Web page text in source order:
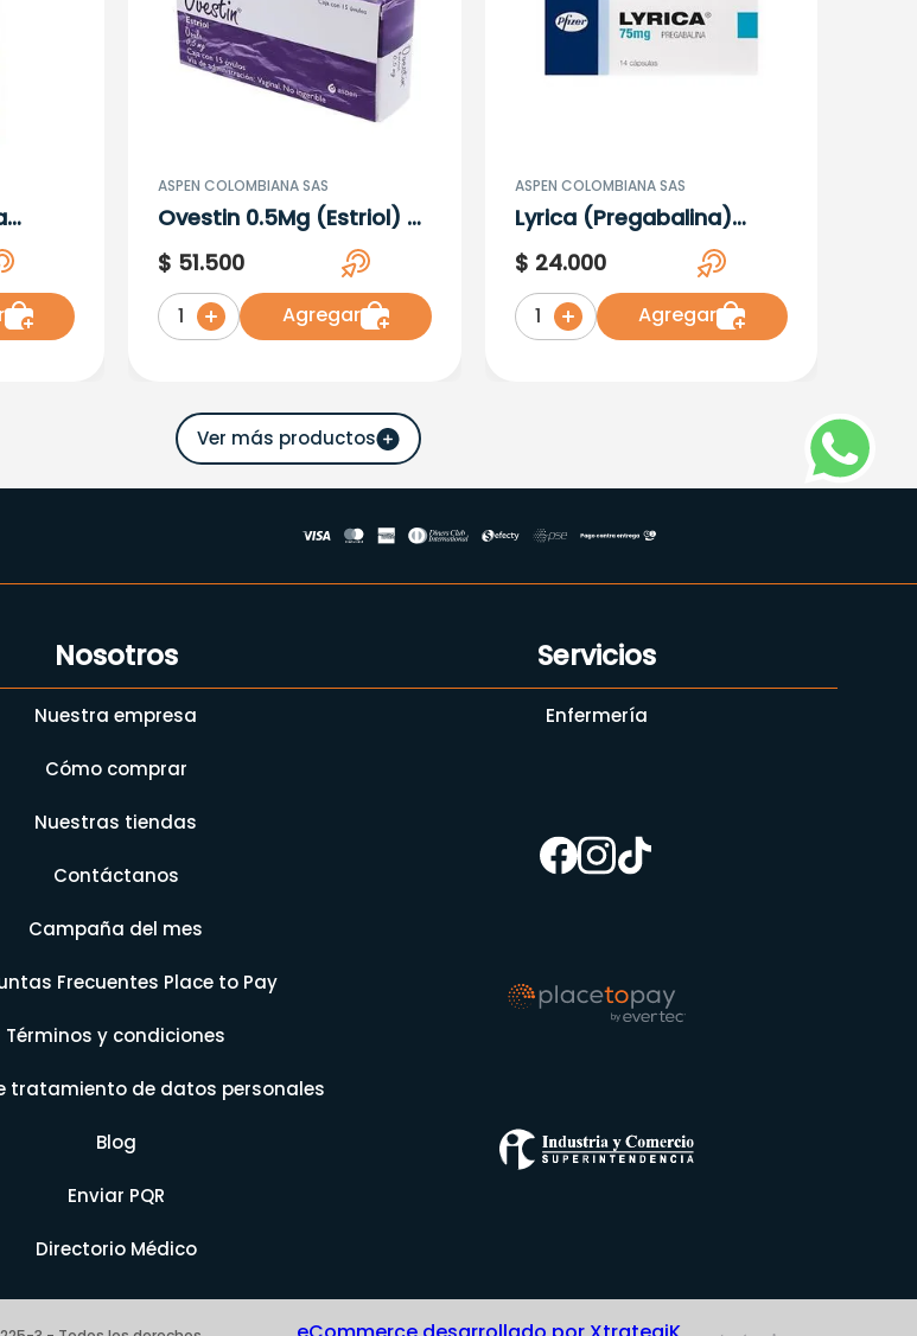
ASPEN COLOMBIANA SAS
Ovestin 0.5Mg (Estriol) X
15Ovulos Vaginal
$ 51.500
1 Agregar
ASPEN COLOMBIANA SAS
Lyrica (Pregabalina)
75Mg X 14 Capsulas
$ 24.000
1 Agregar
Nosotros
Nuestra empresa
Cómo comprar
Nuestras tiendas
Contáctanos
Campaña del mes
Frecuentes Place to Pay
Términos y condiciones
tratamiento de datos personales
Blog
Enviar PQR
Directorio Médico
Servicios
Enfermería